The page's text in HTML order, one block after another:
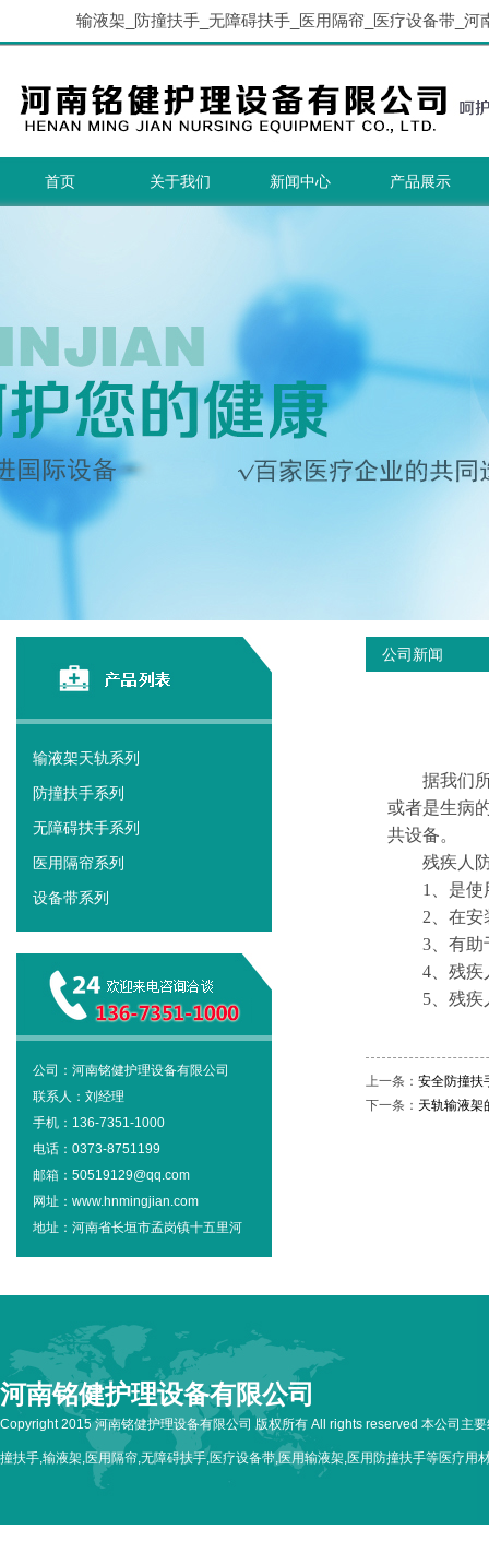
输液架_防撞扶手_无障碍扶手_医用隔帘_医疗设备带_河
首页 关于我们 新闻中心 产品展示
输液架天轨系列
防撞扶手系列
无障碍扶手系列
医用隔帘系列
设备带系列
公司：河南铭健护理设备有限公司
联系人：刘经理
手机：136-7351-1000
电话：0373-8751199
邮箱：50519129@qq.com
网址：www.hnmingjian.com
地址：河南省长垣市孟岗镇十五里河
公司新闻
据我们所
或者是生病
共设备。
残疾人防
1、是使用
2、在安装
3、有助于
4、残疾人
5、残疾人
上一条： 安全防撞扶
下一条： 天轨输液架
河南铭健护理设备有限公司
Copyright 2015 河南铭健护理设备有限公司 版权所有 All rights reserved 本公司主
撞扶手,输液架,医用隔帘,无障碍扶手,医疗设备带,医用输液架,医用防撞扶手等医疗用